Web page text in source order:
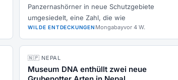
Panzernashörner in neue Schutzgebiete
umgesiedelt, eine Zahl, die wie
WILDE ENTDECKUNGEN Mongabayvor 4 W.
🇳🇵 NEPAL
Museum DNA enthüllt zwei neue